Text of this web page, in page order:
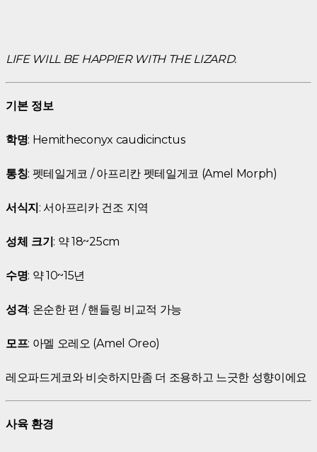
LIFE WILL BE HAPPIER WITH THE LIZARD.
기본 정보
학명: Hemitheconyx caudicinctus
통칭: 펫테일게코 / 아프리칸 펫테일게코 (Amel Morph)
서식지: 서아프리카 건조 지역
성체 크기: 약 18~25cm
수명: 약 10~15년
성격: 온순한 편 / 핸들링 비교적 가능
모프: 아멜 오레오 (Amel Oreo)
레오파드게코와 비슷하지만좀 더 조용하고 느긋한 성향이에요
사육 환경